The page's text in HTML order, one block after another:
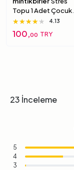
Topu 1 Adet Çocuk
Için Yumuşak
Süngerimsi Içi Dolu
Top 6 Numara
★★★★★
★★★★★
★★★★★ 4.13
100,00 TRY
23 İnceleme
5
4
3